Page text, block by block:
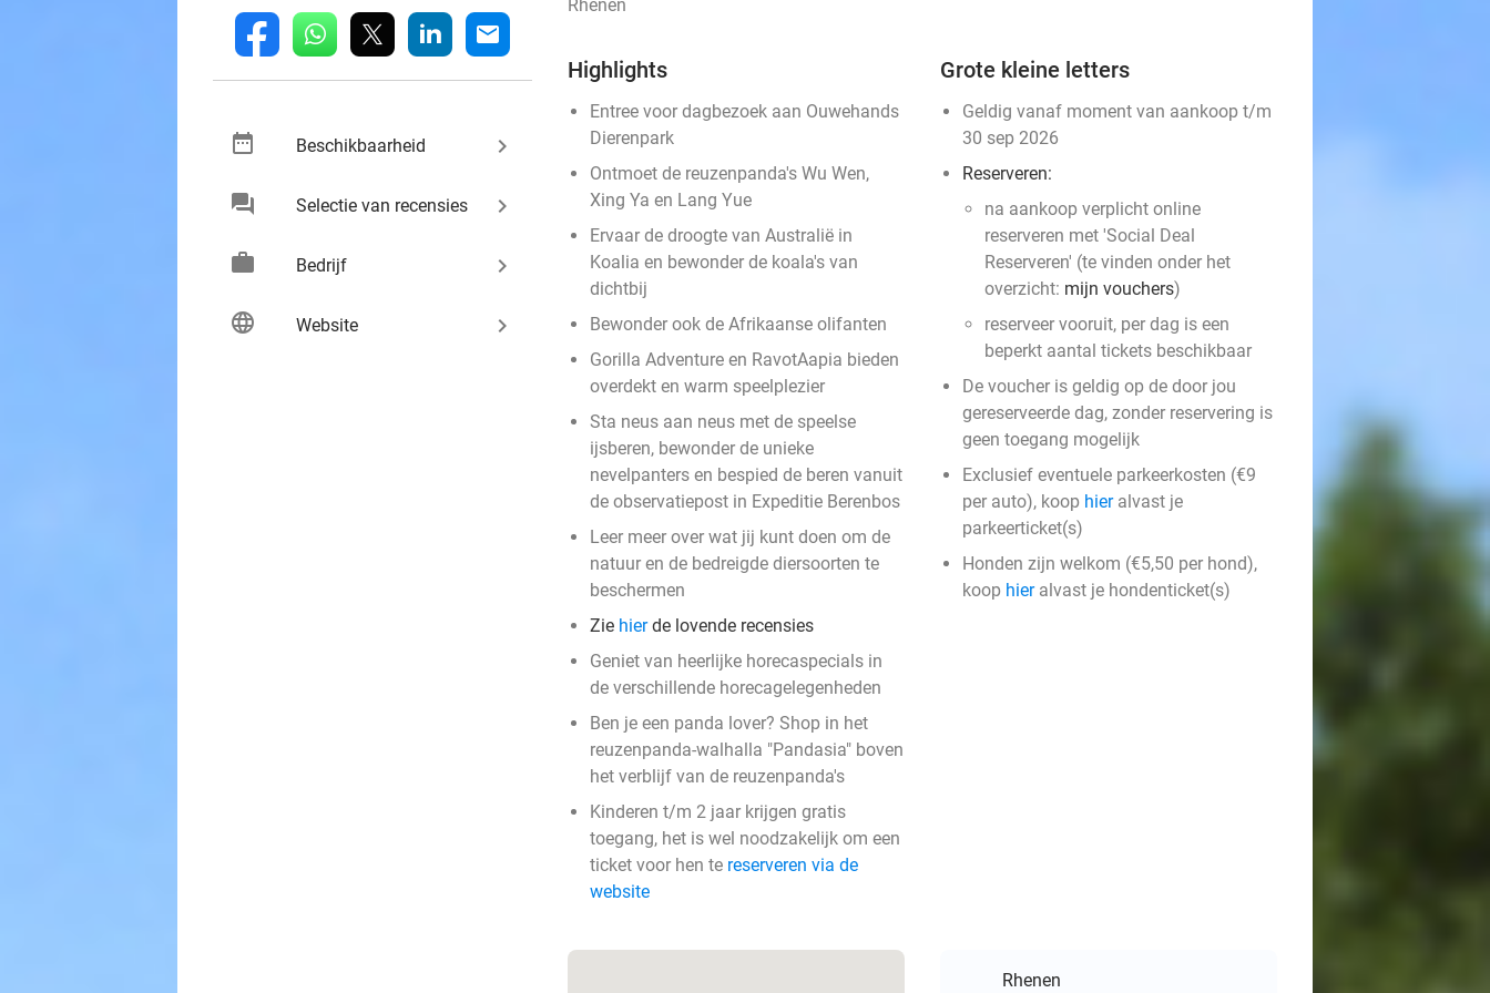
fb whatsapp linkedin mail
date_range Beschikbaarheid keyboard_arrow_right
chat Selectie van recensies keyboard_arrow_right
work Bedrijf keyboard_arrow_right
language Website keyboard_arrow_right
Rhenen
Highlights
Entree voor dagbezoek aan Ouwehands
Dierenpark
Ontmoet de reuzenpanda's Wu Wen,
Xing Ya en Lang Yue
Ervaar de droogte van Australië in
Koalia en bewonder de koala's van
dichtbij
Bewonder ook de Afrikaanse olifanten
Gorilla Adventure en RavotAapia bieden
overdekt en warm speelplezier
Sta neus aan neus met de speelse
ijsberen, bewonder de unieke
nevelpanters en bespied de beren vanuit
de observatiepost in Expeditie Berenbos
Leer meer over wat jij kunt doen om de
natuur en de bedreigde diersoorten te
beschermen
Zie hierde lovende recensies
Geniet van heerlijke horecaspecials in
de verschillende horecagelegenheden
Ben je een panda lover? Shop in het
reuzenpanda-walhalla "Pandasia" boven
het verblijf van de reuzenpanda's
Kinderen t/m 2 jaar krijgen gratis
toegang, het is wel noodzakelijk om een
ticket voor hen te reserveren via de
website
Grote kleine letters
Geldig vanaf moment van aankoop t/m
30 sep 2026
Reserveren:
na aankoop verplicht online
reserveren met 'Social Deal
Reserveren' (te vinden onder het
overzicht: mijn vouchers)
reserveer vooruit, per dag is een
beperkt aantal tickets beschikbaar
De voucher is geldig op de door jou
gereserveerde dag, zonder reservering is
geen toegang mogelijk
Exclusief eventuele parkeerkosten (€9
per auto), koop hieralvast je
parkeerticket(s)
Honden zijn welkom (€5,50 per hond),
koop hieralvast je hondenticket(s)
Rhenen